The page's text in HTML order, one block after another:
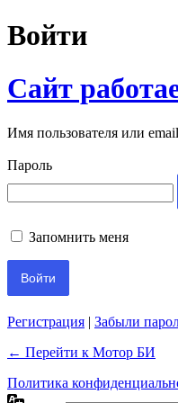
Войти
Сайт
Имя пользователя или email
Пароль
Запомнить меня
Регистрация | Забыли
← Перейти к Мотор БИ
Политика